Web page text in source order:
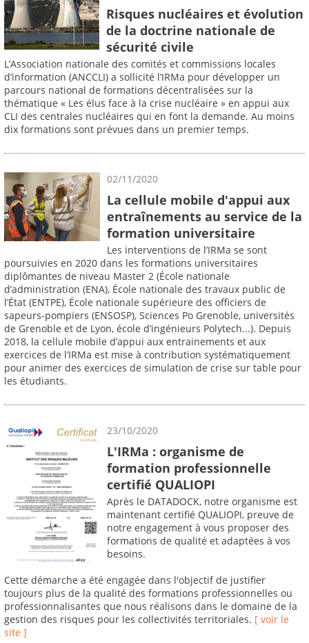
Risques nucléaires et évolution
de la doctrine nationale de
sécurité civile
L’Association nationale des comités et commissions locales
d’information (ANCCLI) a sollicité l’IRMa pour développer un
parcours national de formations décentralisées sur la
thématique « Les élus face à la crise nucléaire » en appui aux
CLI des centrales nucléaires qui en font la demande. Au moins
dix formations sont prévues dans un premier temps.
02/11/2020
La cellule mobile d'appui aux
entraînements au service de la
formation universitaire
Les interventions de l’IRMa se sont
poursuivies en 2020 dans les formations universitaires
diplômantes de niveau Master 2 (École nationale
d’administration (ENA), École nationale des travaux public de
l’État (ENTPE), École nationale supérieure des officiers de
sapeurs-pompiers (ENSOSP), Sciences Po Grenoble, universités
de Grenoble et de Lyon, école d’ingénieurs Polytech...). Depuis
2018, la cellule mobile d’appui aux entrainements et aux
exercices de l’IRMa est mise à contribution systématiquement
pour animer des exercices de simulation de crise sur table pour
les étudiants.
23/10/2020
L'IRMa : organisme de
formation professionnelle
certifié QUALIOPI
Après le DATADOCK, notre organisme est
maintenant certifié QUALIOPI, preuve de
notre engagement à vous proposer des
formations de qualité et adaptées à vos
besoins.
Cette démarche a été engagée dans l'objectif de justifier
toujours plus de la qualité des formations professionnelles ou
professionnalisantes que nous réalisons dans le domaine de la
gestion des risques pour les collectivités territoriales. [ voir le
site ]